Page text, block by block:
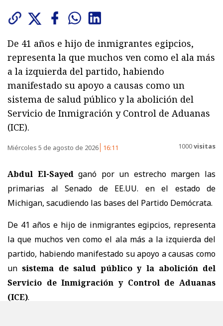
De 41 años e hijo de inmigrantes egipcios,
representa la que muchos ven como el ala más
a la izquierda del partido, habiendo
manifestado su apoyo a causas como un
sistema de salud público y la abolición del
Servicio de Inmigración y Control de Aduanas
(ICE).
Miércoles 5 de agosto de 2026 16:11 1000visitas
Abdul El-Sayedganó por un estrecho margen las
primarias al Senado de EE.UU. en el estado de
Michigan, sacudiendo las bases del Partido Demócrata.
De 41 años e hijo de inmigrantes egipcios, representa
la que muchos ven como el ala más a la izquierda del
partido, habiendo manifestado su apoyo a causas como
unsistema de salud público y la abolición del
Servicio de Inmigración y Control de Aduanas
(ICE).